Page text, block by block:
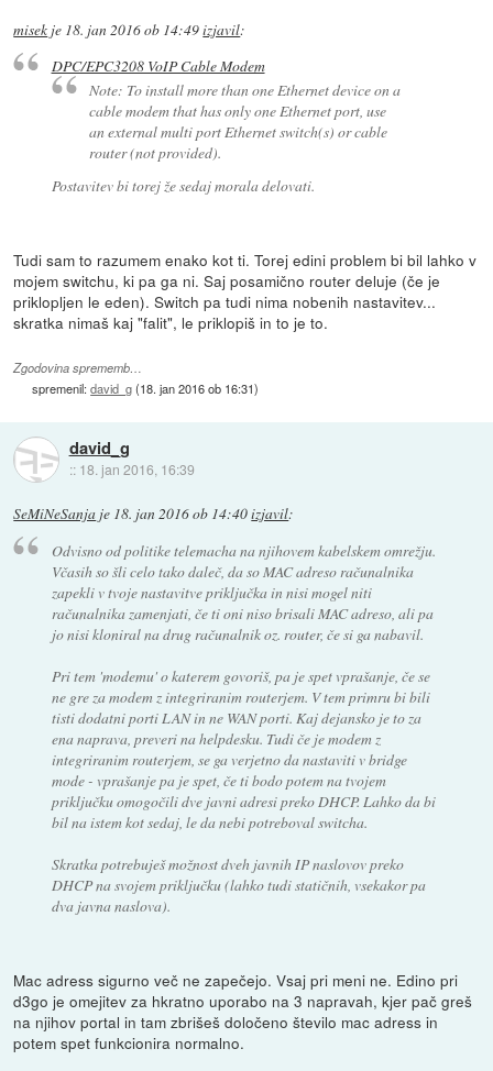
misek je 18. jan 2016 ob 14:49izjavil:
DPC/EPC3208 VoIP Cable Modem
Note: To install more than one Ethernet device on a
cable modem that has only one Ethernet port, use
an external multi port Ethernet switch(s) or cable
router (not provided).
Postavitev bi torej že sedaj morala delovati.
Tudi sam to razumem enako kot ti. Torej edini problem bi bil lahko v
mojem switchu, ki pa ga ni. Saj posamično router deluje (če je
priklopljen le eden). Switch pa tudi nima nobenih nastavitev...
skratka nimaš kaj "falit", le priklopiš in to je to.
Zgodovina sprememb…
spremenil:david_g(18. jan 2016 ob 16:31)
david_g
:: 18. jan 2016, 16:39
SeMiNeSanja je 18. jan 2016 ob 14:40izjavil:
Odvisno od politike telemacha na njihovem kabelskem omrežju.
Včasih so šli celo tako daleč, da so MAC adreso računalnika
zapekli v tvoje nastavitve priključka in nisi mogel niti
računalnika zamenjati, če ti oni niso brisali MAC adreso, ali pa
jo nisi kloniral na drug računalnik oz. router, če si ga nabavil.
Pri tem 'modemu' o katerem govoriš, pa je spet vprašanje, če se
ne gre za modem z integriranim routerjem. V tem primru bi bili
tisti dodatni porti LAN in ne WAN porti. Kaj dejansko je to za
ena naprava, preveri na helpdesku. Tudi če je modem z
integriranim routerjem, se ga verjetno da nastaviti v bridge
mode - vprašanje pa je spet, če ti bodo potem na tvojem
priključku omogočili dve javni adresi preko DHCP. Lahko da bi
bil na istem kot sedaj, le da nebi potreboval switcha.
Skratka potrebuješ možnost dveh javnih IP naslovov preko
DHCP na svojem priključku (lahko tudi statičnih, vsekakor pa
dva javna naslova).
Mac adress sigurno več ne zapečejo. Vsaj pri meni ne. Edino pri
d3go je omejitev za hkratno uporabo na 3 napravah, kjer pač greš
na njihov portal in tam zbrišeš določeno število mac adress in
potem spet funkcionira normalno.